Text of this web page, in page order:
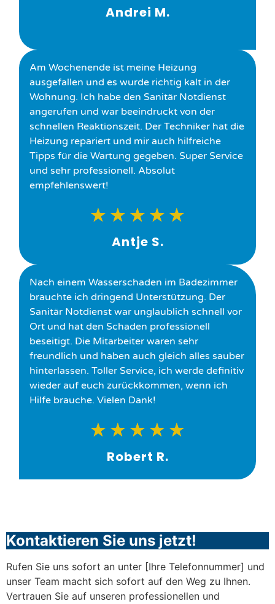
Andrei M.
Am Wochenende ist meine Heizung
ausgefallen und es wurde richtig kalt in der
Wohnung. Ich habe den Sanitär Notdienst
angerufen und war beeindruckt von der
schnellen Reaktionszeit. Der Techniker hat die
Heizung repariert und mir auch hilfreiche
Tipps für die Wartung gegeben. Super Service
und sehr professionell. Absolut
empfehlenswert!
★ ★ ★ ★ ★
Antje S.
Nach einem Wasserschaden im Badezimmer
brauchte ich dringend Unterstützung. Der
Sanitär Notdienst war unglaublich schnell vor
Ort und hat den Schaden professionell
beseitigt. Die Mitarbeiter waren sehr
freundlich und haben auch gleich alles sauber
hinterlassen. Toller Service, ich werde definitiv
wieder auf euch zurückkommen, wenn ich
Hilfe brauche. Vielen Dank!
★ ★ ★ ★ ★
Robert R.
Kontaktieren Sie uns jetzt!
Rufen Sie uns sofort an unter [Ihre Telefonnummer] und
unser Team macht sich sofort auf den Weg zu Ihnen.
Vertrauen Sie auf unseren professionellen und